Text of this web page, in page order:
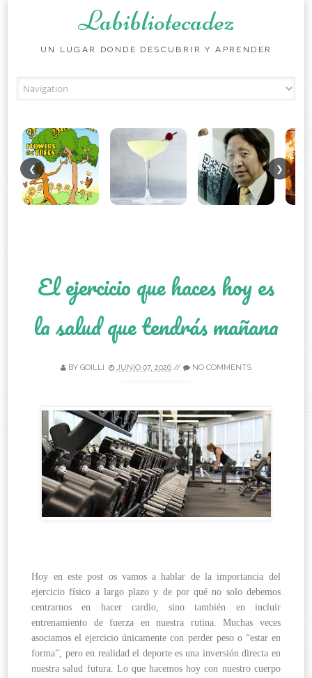
Labibliotecadez
UN LUGAR DONDE DESCUBRIR Y APRENDER
❮ ❯
El ejercicio que haces hoy es
la salud que tendrás mañana
BY GOILLI JUNIO 07, 2026 // NO COMMENTS
Hoy en este post os vamos a hablar de la importancia del
ejercicio físico a largo plazo y de por qué no solo debemos
centrarnos en hacer cardio, sino también en incluir
entrenamiento de fuerza en nuestra rutina. Muchas veces
asociamos el ejercicio únicamente con perder peso o “estar en
forma”, pero en realidad el deporte es una inversión directa en
nuestra salud futura. Lo que hacemos hoy con nuestro cuerpo